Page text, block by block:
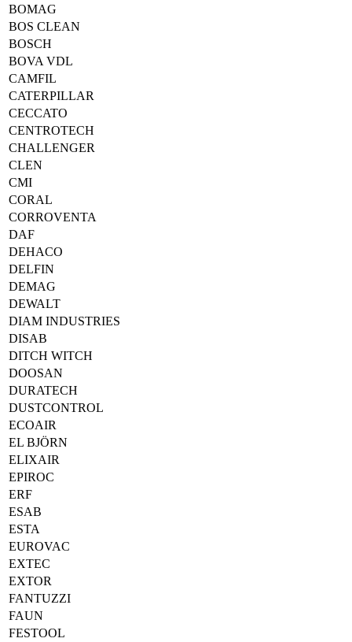
BOMAG
BOS CLEAN
BOSCH
BOVA VDL
CAMFIL
CATERPILLAR
CECCATO
CENTROTECH
CHALLENGER
CLEN
CMI
CORAL
CORROVENTA
DAF
DEHACO
DELFIN
DEMAG
DEWALT
DIAM INDUSTRIES
DISAB
DITCH WITCH
DOOSAN
DURATECH
DUSTCONTROL
ECOAIR
EL BJÖRN
ELIXAIR
EPIROC
ERF
ESAB
ESTA
EUROVAC
EXTEC
EXTOR
FANTUZZI
FAUN
FESTOOL